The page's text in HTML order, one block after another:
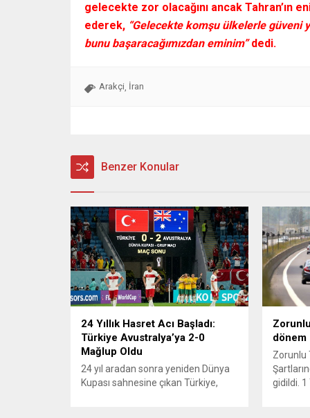
gelecekte zor olacağını ancak Tahran’ın
ederek, “Gelecekte komşu ülkelerle güveni
bunu başaracağımızdan eminim”dedi.
Arakçi, İran
Benzer Konular
24 Yıllık Hasret Acı Başladı:
Türkiye Avustralya’ya 2-0
Mağlup Oldu
24 yıl aradan sonra yeniden Dünya
Kupası sahnesine çıkan Türkiye,
dönem
Zorunlu
gidildi.